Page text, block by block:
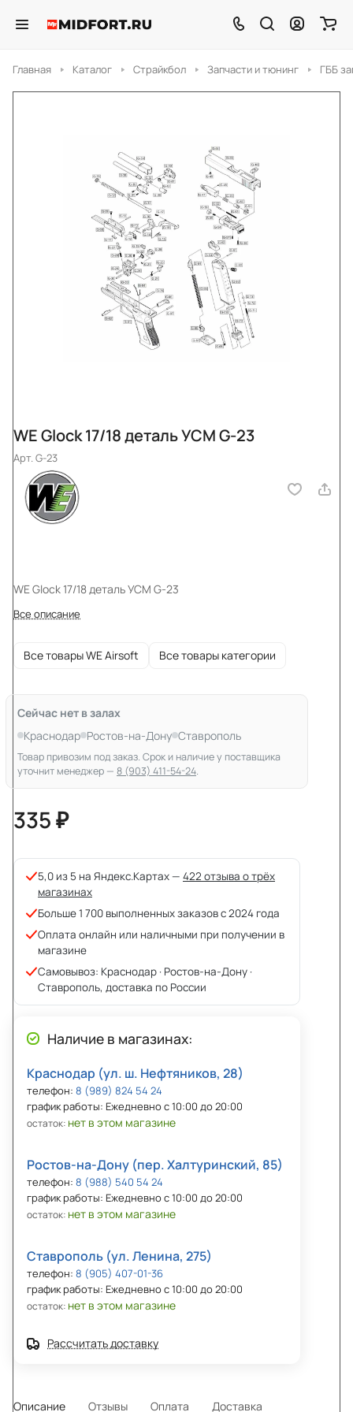
Главная Каталог Страйкбол Запчасти и тюнинг ГББ
WE Glock 17/18 деталь УСМ G-23
Арт.G-23
WE Glock 17/18 деталь УСМ G-23
Все описание
Все товары WE Airsoft Все товары категории
Сейчас нет в залах
Краснодар Ростов-на-Дону Ставрополь
Товар привозим под заказ. Срок и наличие у поставщика
уточнит менеджер — 8 (903) 411-54-24.
335 ₽
5,0 из 5 на Яндекс.Картах — 422 отзыва о трёх
магазинах
Больше 1 700 выполненных заказов с 2024 года
Оплата онлайн или наличными при получении в
магазине
Самовывоз: Краснодар · Ростов-на-Дону ·
Ставрополь, доставка по России
Наличие в магазинах:
Краснодар (ул. ш. Нефтяников, 28)
телефон: 8 (989) 824 54 24
график работы: Ежедневно с 10:00 до 20:00
остаток: нет в этом магазине
Ростов-на-Дону (пер. Халтуринский, 85)
телефон: 8 (988) 540 54 24
график работы: Ежедневно с 10:00 до 20:00
остаток: нет в этом магазине
Ставрополь (ул. Ленина, 275)
телефон: 8 (905) 407-01-36
график работы: Ежедневно с 10:00 до 20:00
остаток: нет в этом магазине
Рассчитать доставку
Описание Отзывы Оплата Доставка